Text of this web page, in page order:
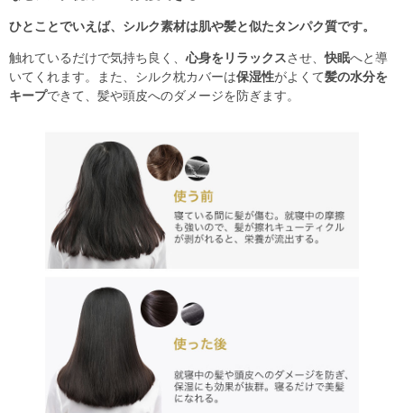
ひとことでいえば、シルク素材は肌や髪と似たタンパク質です。
触れているだけで気持ち良く、 心身をリラックスさせ、快眠へと導
いてくれます。また、シルク枕カバーは保湿性がよくて髪の水分を
キープできて、髪や頭皮へのダメージを防ぎます。